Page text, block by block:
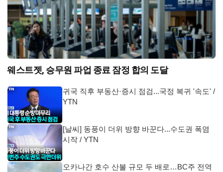
웨스트젯, 승무원 파업 종료 잠정 합의 도달
귀국 직후 부동산·증시 점검...국정 복귀 '속도' /
YTN
[날씨] 동풍이 더위 방향 바꾼다...수도권 폭염
시작 / YTN
오카나간 호수 산불 규모 두 배로…BC주 전역